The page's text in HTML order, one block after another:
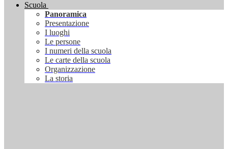
Scuola
Panoramica
Presentazione
I luoghi
Le persone
I numeri della scuola
Le carte della scuola
Organizzazione
La storia